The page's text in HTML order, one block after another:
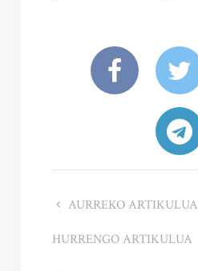
AURREKO ARTIKULUA
HURRENGO ARTIKULUA